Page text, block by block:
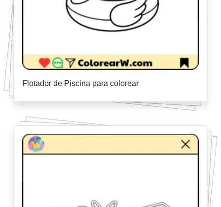
Flotador de Piscina para colorear